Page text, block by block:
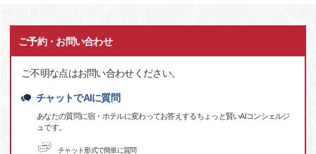
ご予約・お問い合わせ
ご不明な点はお問い合わせください。
チャットでAIに質問
あなたの質問に宿・ホテルに変わってお答えするちょっと賢いAIコンシェルジ
ュです。
チャット形式で簡単に質問